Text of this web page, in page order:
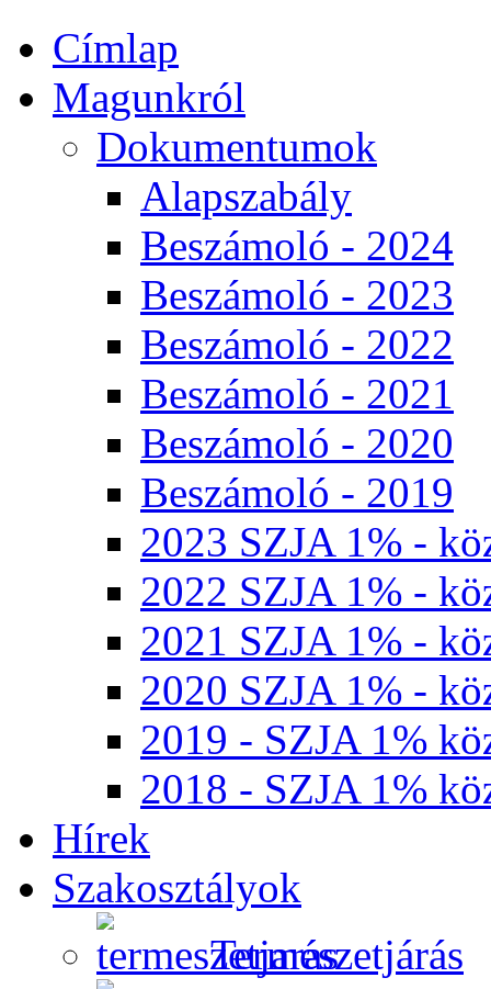
Címlap
Magunkról
Dokumentumok
Alapszabály
Beszámoló - 2024
Beszámoló - 2023
Beszámoló - 2022
Beszámoló - 2021
Beszámoló - 2020
Beszámoló - 2019
2023 SZJA 1% -
2022 SZJA 1% -
2021 SZJA 1% -
2020 SZJA 1% -
2019 - SZJA 1%
2018 - SZJA 1%
Hírek
Szakosztályok
Természetjárás